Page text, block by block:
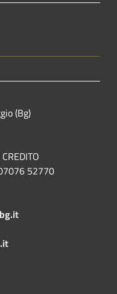
(Bg)
07076 52770